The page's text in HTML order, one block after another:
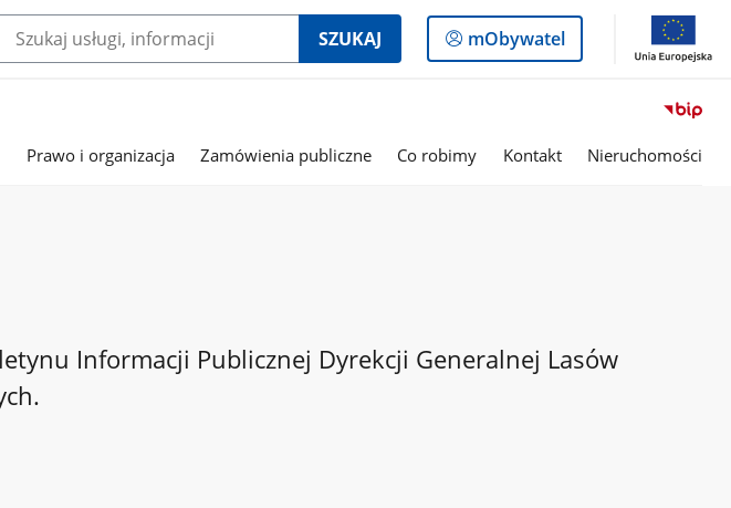
SZUKAJ
Logowanie
do
mObywatel
Prawo i organizacja Zamówienia publiczne Co robimy Kontakt Nieruchomości
Informacji Publicznej Dyrekcji Generalnej Lasów